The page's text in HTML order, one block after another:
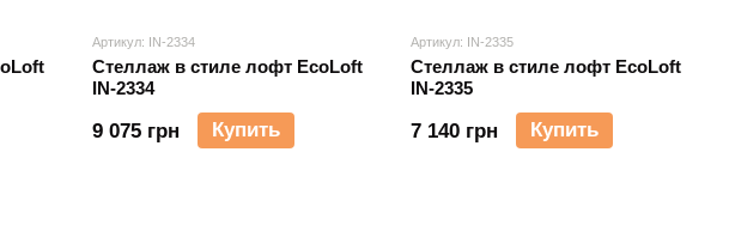
Артикул: IN-2334
Стеллаж в стиле лофт EcoLoft
IN-2334
9 075 грн Купить
Артикул: IN-2335
Стеллаж в стиле лофт EcoLoft
IN-2335
7 140 грн Купить